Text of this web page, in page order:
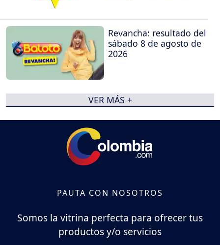
Revancha: resultado del
sábado 8 de agosto de
2026
VER MÁS +
PAUTA CON NOSOTROS
Somos la vitrina perfecta para ofrecer tus
productos y/o servicios